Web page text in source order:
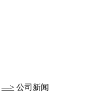
—> 公司新闻